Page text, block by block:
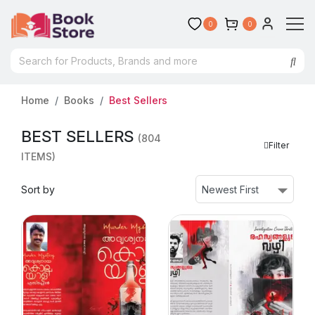
0 0
Home Books Best Sellers
BEST SELLERS (804
ITEMS)
Sort by
Filter